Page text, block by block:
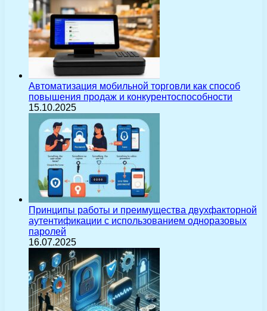
Автоматизация мобильной торговли как способ
повышения продаж и конкурентоспособности
15.10.2025
Принципы работы и преимущества двухфакторной
аутентификации с использованием одноразовых
паролей
16.07.2025